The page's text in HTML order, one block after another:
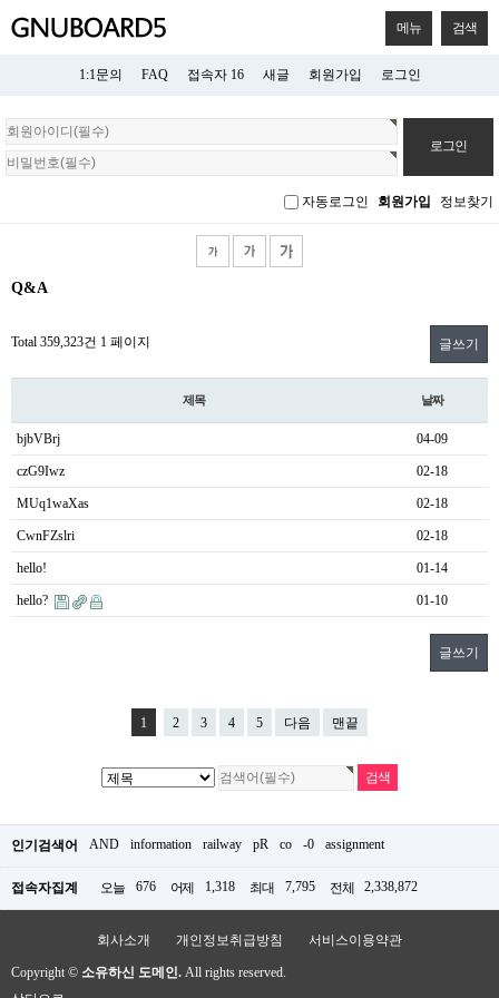
메뉴 검색
1:1문의 FAQ 접속자 16 새글 회원가입 로그인
회
원
로
자동로그인 회원가입 정보찾기
Q&A
Total 359,323건 1 페이지 글쓰기
제목 날짜
bjbVBrj 04-09
czG9Iwz 02-18
MUq1waXas 02-18
CwnFZslri 02-18
hello! 01-14
hello? 01-10
글쓰기
1 2 3 4 5 다음 맨끝
인기검색어 AND information railway pR co -0 assignment
접속자집계 오늘 676 어제 1,318 최대 7,795 전체 2,338,872
회사소개 개인정보취급방침 서비스이용약관
Copyright © 소유하신 도메인. All rights reserved.